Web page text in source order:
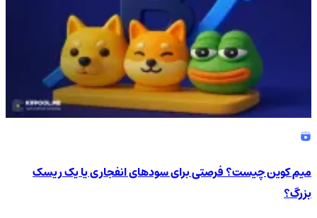
میم کوین چیست؟ فرصتی برای سودهای انفجاری یا یک ریسک
بزرگ؟